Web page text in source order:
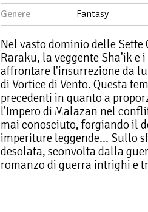
Genere
Fantasy
Nel vasto dominio delle Sette
Raraku, la veggente Sha'ik e
affrontare l'insurrezione da
di Vortice di Vento. Questa
precedenti in quanto a
l'Impero di Malazan nel
mai conosciuto, forgiando il
imperiture leggende... Sullo
desolata, sconvolta dalla
romanzo di guerra intrighi e